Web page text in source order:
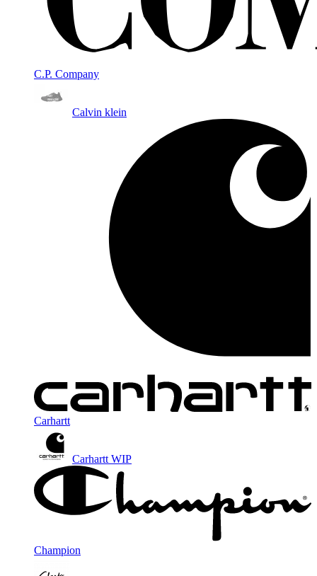
C.P. Company
Calvin klein
Carhartt
Carhartt WIP
Champion